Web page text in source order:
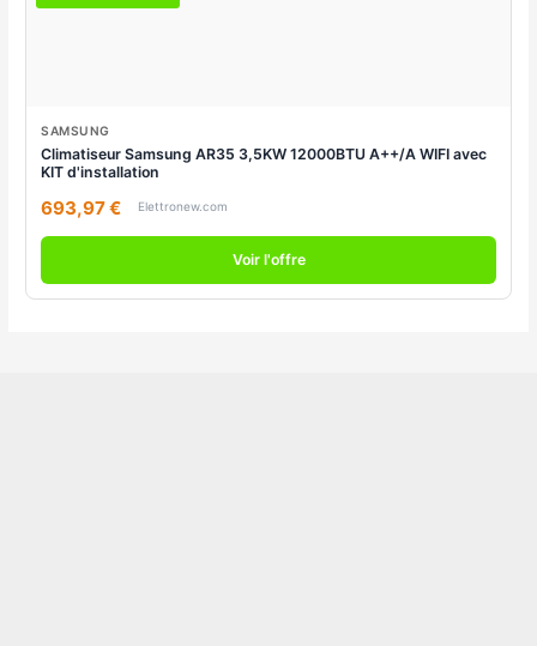
SAMSUNG
Climatiseur Samsung AR35 3,5KW 12000BTU A++/A WIFI avec
KIT d'installation
693,97 € Elettronew.com
Voir l'offre